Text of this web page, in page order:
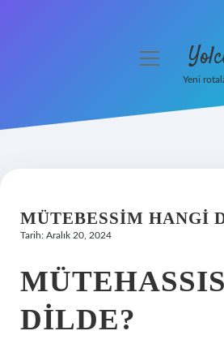
Hakkımızda
menüyü
Yeni
MÜTEBESSIM HANGI
Tarih: Aralık 20, 2024
DILDE?